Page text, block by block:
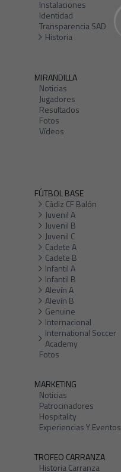
Instalaciones
Identidad
Transparencia SAD
Historia
MIRANDILLA
Noticias
Jugadores
Resultados
Fotos
Vídeos
FÚTBOL BASE
Cádiz CF Balón
Juvenil A
Juvenil B
Juvenil C
Cadete A
Cadete B
Infantil A
Infantil B
Alevín A
Alevín B
Genuine
Internacional
International Soccer
Academy
Fotos
MARKETING
Noticias
Patrocinadores
Hospitality
Experiencias Y Eventos
TROFEO CARRANZA
Historia Carranza